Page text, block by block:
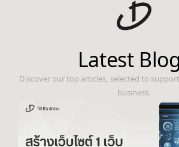
Latest
Discover our top articles, selected to
business.